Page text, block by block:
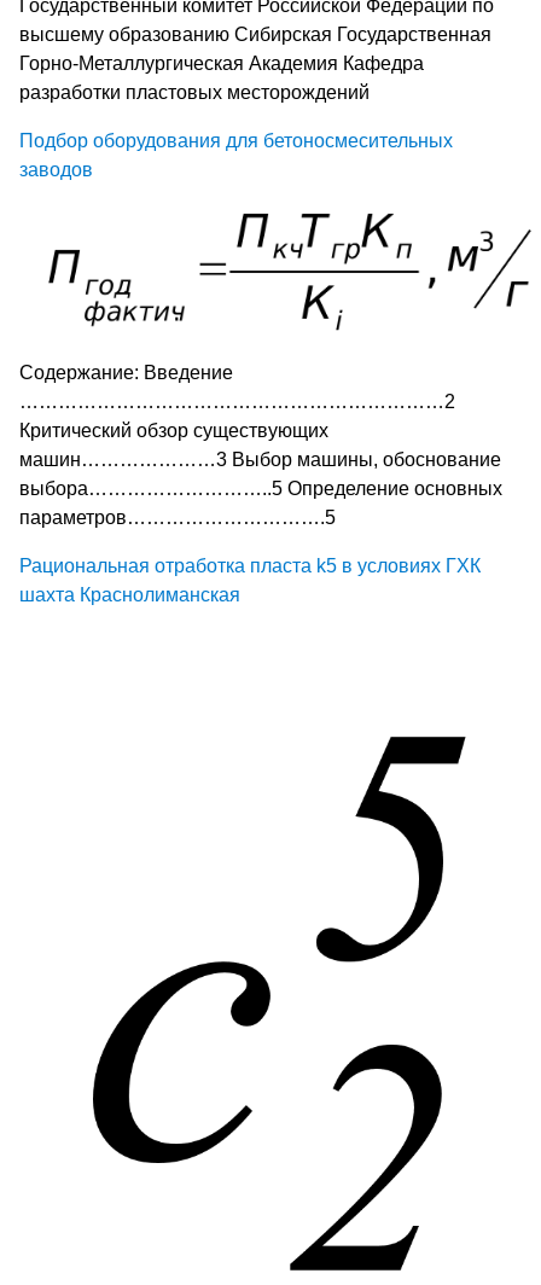
Государственный комитет Российской Федерации по
высшему образованию Сибирская Государственная
Горно-Металлургическая Академия Кафедра
разработки пластовых месторождений
Подбор оборудования для бетоносмесительных
заводов
Содержание: Введение
…………………………………………………………2
Критический обзор существующих
машин…………………3 Выбор машины, обоснование
выбора………………………..5 Определение основных
параметров………………………….5
Рациональная отработка пласта k5 в условиях ГХК
шахта Краснолиманская